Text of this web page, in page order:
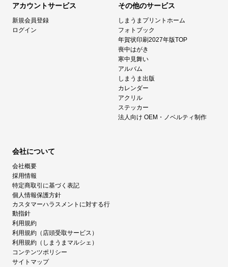
アカウントサービス
新規会員登録
ログイン
その他のサービス
しまうまプリントホーム
フォトブック
年賀状印刷2027年版TOP
喪中はがき
寒中見舞い
アルバム
しまうま出版
カレンダー
アクリル
ステッカー
法人向け OEM・ノベルティ制作
会社について
会社概要
採用情報
特定商取引に基づく表記
個人情報保護方針
カスタマーハラスメントに対する行
動指針
利用規約
利用規約（店頭受取サービス）
利用規約（しまうまマルシェ）
コンテンツポリシー
サイトマップ